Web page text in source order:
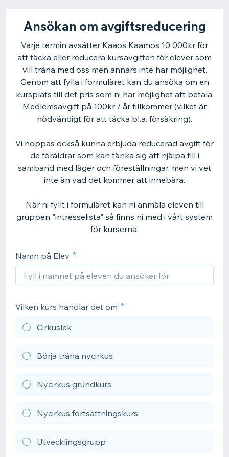
Ansökan om avgiftsreducering
Varje termin avsätter Kaaos Kaamos 10 000kr för
att täcka eller reducera kursavgiften för elever som
vill träna med oss men annars inte har möjlighet.
Genom att fylla i formuläret kan du ansöka om en
kursplats till det pris som ni har möjlighet att betala.
Medlemsavgift på 100kr / år tillkommer (vilket är
nödvändigt för att täcka bl.a. försäkring).
Vi hoppas också kunna erbjuda reducerad avgift för
de föräldrar som kan tänka sig att hjälpa till i
samband med läger och föreställningar, men vi vet
inte än vad det kommer att innebära.
När ni fyllt i formuläret kan ni anmäla eleven till
gruppen "intresselista" så finns ni med i vårt system
för kurserna.
Namn på Elev
Vilken kurs handlar det om
Cirkuslek
Börja träna nycirkus
Nycirkus grundkurs
Nycirkus fortsättningskurs
Utvecklingsgrupp